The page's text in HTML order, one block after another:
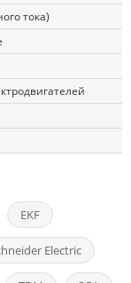
тока)
EKF
Electric